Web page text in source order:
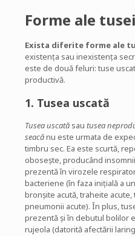
Forme ale tusei
Exista diferite forme ale
existența sau inexistența
este de două feluri: tuse
productivă.
1. Tusea uscată
Tuseauscată sau tusea
seacănu este urmata de
timbru sec. Ea este scurtă,
obosește, producând
prezentă în virozele
bacteriene (în faza inițială a
bronșite acută, traheite
pneumonii acute). În plus,
prezentă și în debutul bolilor
rujeola (datorită afectării